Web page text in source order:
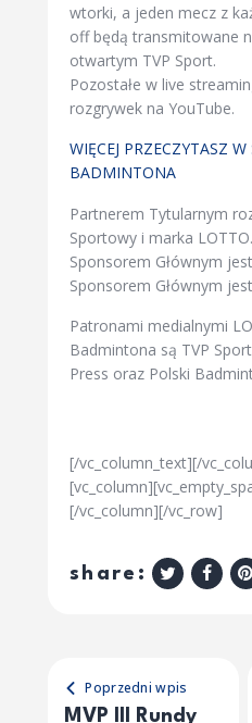
wtorki, a jeden mecz z
off będą transmitowane
otwartym TVP Sport.
Pozostałe w live
rozgrywek na YouTube.
WIĘCEJ PRZECZYTASZ
BADMINTONA
Partnerem Tytularnym
Sportowy i marka LOTTO.
Sponsorem Głównym jest
Sponsorem Głównym
Patronami medialnymi
Badmintona są TVP
Press oraz Polski
[/vc_column_text][/
[/vc_column][/vc_row]
share:
Poprzedni wpis
MVP III Rundy